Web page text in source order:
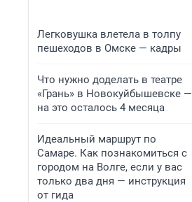
Легковушка влетела в толпу
пешеходов в Омске — кадры
Что нужно доделать в театре
«Грань» в Новокуйбышевске —
на это осталось 4 месяца
Идеальный маршрут по
Самаре. Как познакомиться с
городом на Волге, если у вас
только два дня — инструкция
от гида